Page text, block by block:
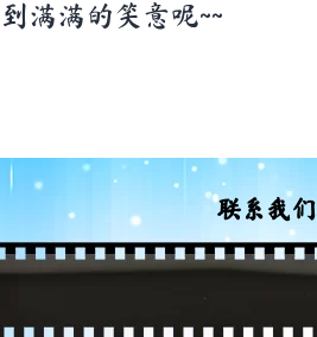
到满满的笑意呢~~
联系我们